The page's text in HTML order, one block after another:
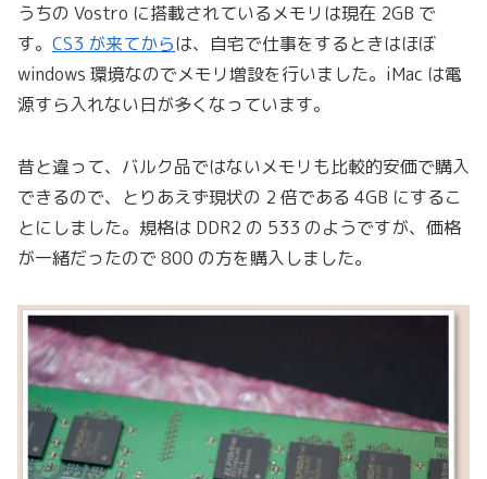
うちの Vostro に搭載されているメモリは現在 2GB で
す。 CS3 が来てからは、自宅で仕事をするときはほぼ
windows 環境なのでメモリ増設を行いました。iMac は電
源すら入れない日が多くなっています。
昔と違って、バルク品ではないメモリも比較的安価で購入
できるので、とりあえず現状の 2 倍である 4GB にするこ
とにしました。規格は DDR2 の 533 のようですが、価格
が一緒だったので 800 の方を購入しました。